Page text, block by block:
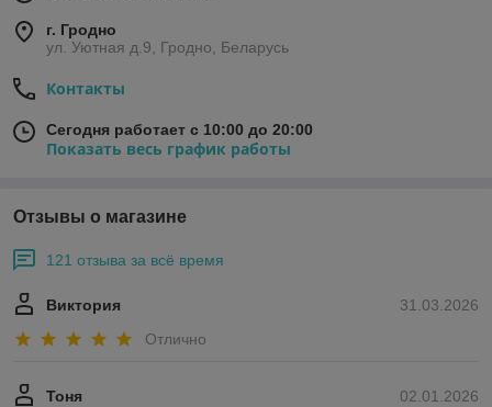
г. Гродно
ул. Уютная д.9, Гродно, Беларусь
Контакты
Сегодня работает с 10:00 до 20:00
Показать весь график работы
Отзывы о магазине
121 отзыва за всё время
31.03.2026
Виктория
Отлично
02.01.2026
Тоня